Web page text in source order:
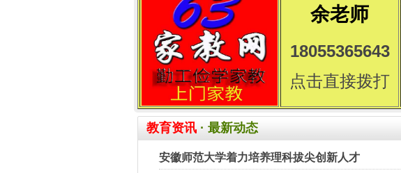
余老师
18055365643
点击直接拨打
教育资讯 · 最新动态
安徽师范大学着力培养理科拔尖创新人才